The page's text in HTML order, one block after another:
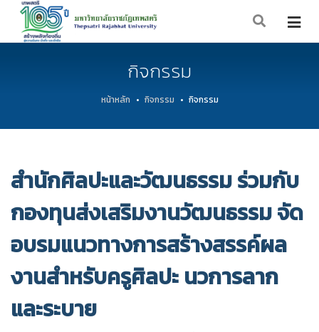
กิจกรรม
หน้าหลัก กิจกรรม กิจกรรม
สำนักศิลปะและวัฒนธรรม ร่วมกับ
กองทุนส่งเสริมงานวัฒนธรรม จัด
อบรมแนวทางการสร้างสรรค์ผล
งานสำหรับครูศิลปะ นวการลาก
และระบาย